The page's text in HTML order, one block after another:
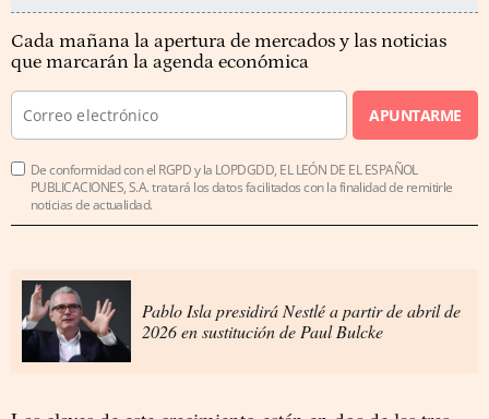
Cada mañana la apertura de mercados y las noticias
que marcarán la agenda económica
APUNTARME
De conformidad con el RGPD y la LOPDGDD, EL LEÓN DE EL ESPAÑOL
PUBLICACIONES, S.A. tratará los datos facilitados con la finalidad de remitirle
noticias de actualidad.
Pablo Isla presidirá Nestlé a partir de abril de
2026 en sustitución de Paul Bulcke